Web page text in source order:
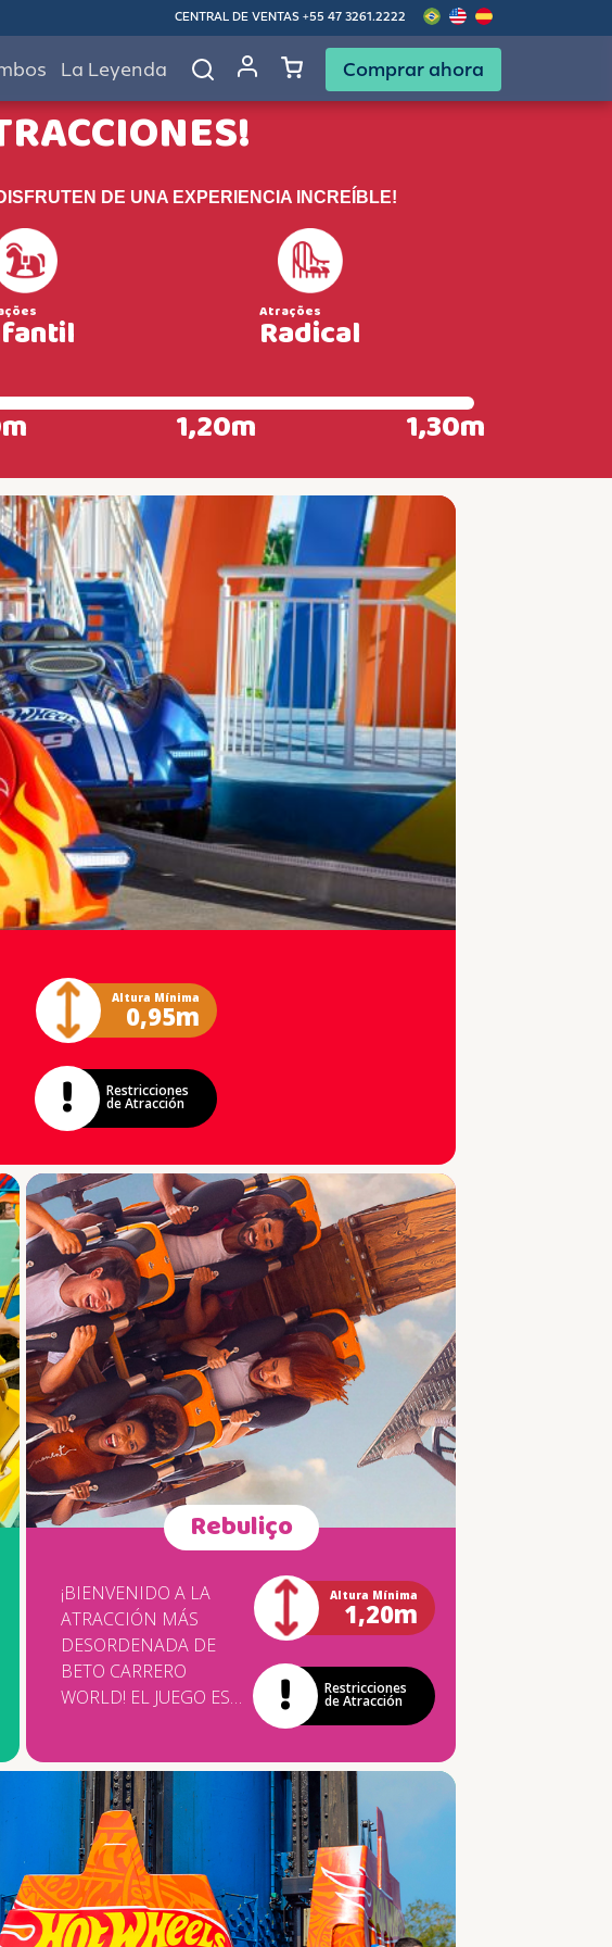
CENTRAL DE VENTAS +55 47 3261.2222
La Leyenda Comprar ahora
DE UNA EXPERIENCIA INCREÍBLE!
Radical
1,20m 1,30m
Altura Mínima
0,95m
Restricciones
de Atracción
Rebuliço
¡BIENVENIDO A LA
ATRACCIÓN MÁS
DESORDENADA DE
BETO CARRERO
WORLD! EL JUEGO ES
PRIMERA FASE DEL
ÁREA TEMÁTICA
COWBOYLAND Y ES
FABRICADO POR LA
EMPRESA ITALIANA
ZAMPERLA,
MUNDIALMENTE
Altura Mínima
1,20m
Restricciones
de Atracción